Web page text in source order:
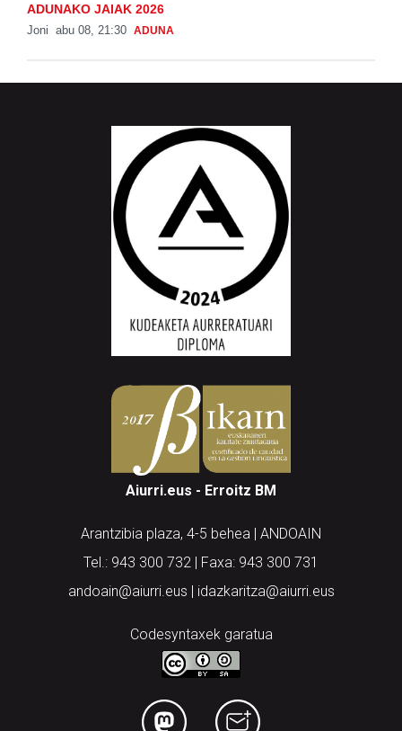
ADUNAKO JAIAK 2026
Joni abu 08, 21:30 ADUNA
Aiurri.eus - Erroitz BM
Arantzibia plaza, 4-5 behea | ANDOAIN
Tel.: 943 300 732 | Faxa: 943 300 731
andoain@aiurri.eus | idazkaritza@aiurri.eus
Codesyntaxek garatua